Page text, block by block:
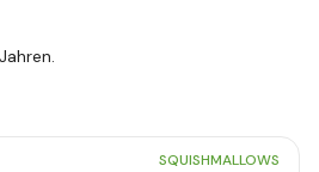
SQUISHMALLOWS